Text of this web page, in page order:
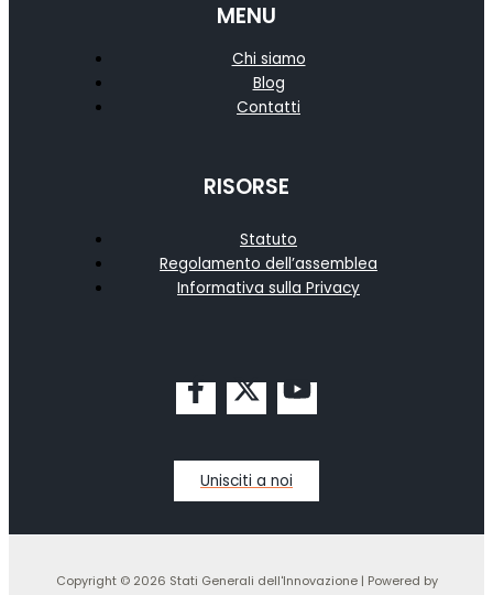
MENU
Chi siamo
Blog
Contatti
RISORSE
Statuto
Regolamento dell’assemblea
Informativa sulla Privacy
Unisciti a noi
Copyright © 2026 Stati Generali dell'Innovazione | Powered by